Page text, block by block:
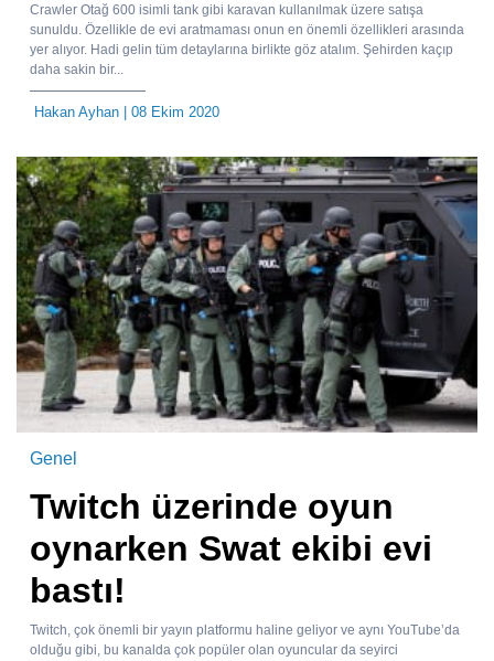
Crawler Otağ 600 isimli tank gibi karavan kullanılmak üzere satışa
sunuldu. Özellikle de evi aratmaması onun en önemli özellikleri arasında
yer alıyor. Hadi gelin tüm detaylarına birlikte göz atalım. Şehirden kaçıp
daha sakin bir...
Hakan Ayhan | 08 Ekim 2020
Genel
Twitch üzerinde oyun
oynarken Swat ekibi evi
bastı!
Twitch, çok önemli bir yayın platformu haline geliyor ve aynı YouTube’da
olduğu gibi, bu kanalda çok popüler olan oyuncular da seyirci